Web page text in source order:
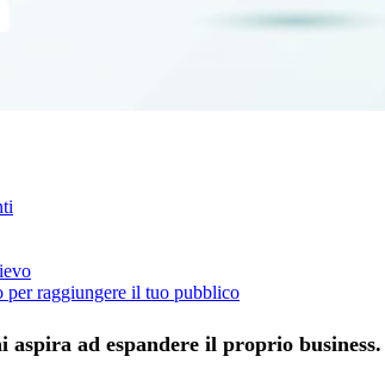
per raggiungere il tuo pubblico
ad espandere il proprio business.